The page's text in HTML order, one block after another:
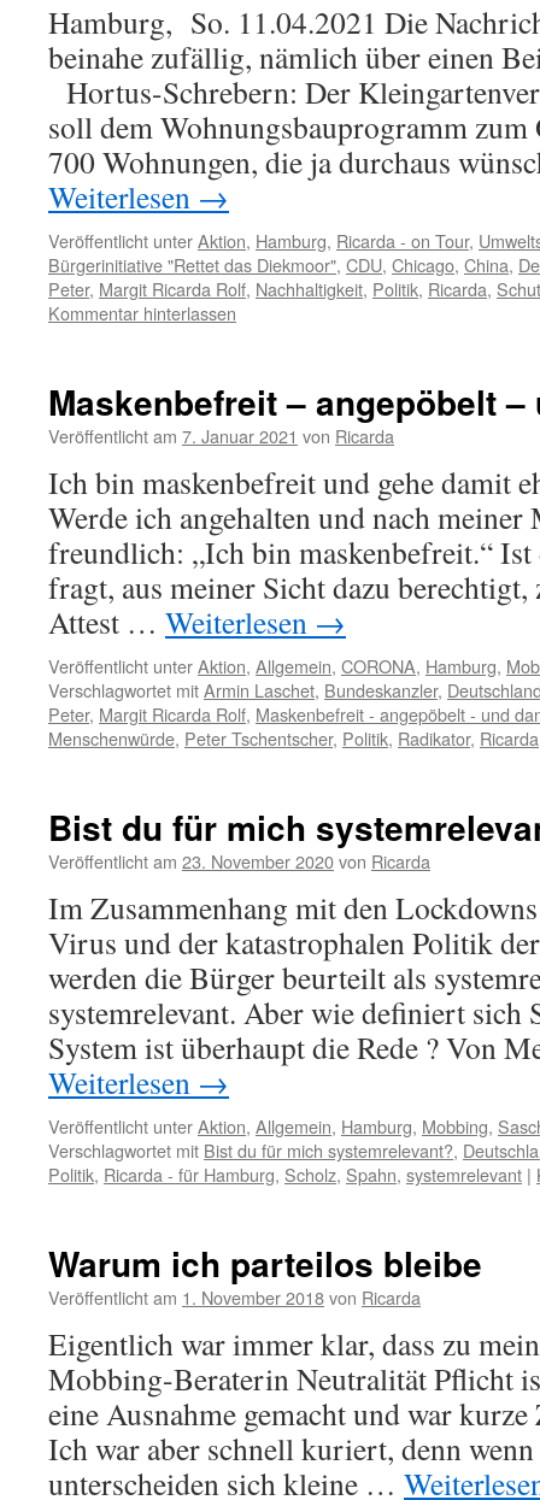
Hamburg, So. 11.04.2021 Die
beinahe zufällig, nämlich über
Hortus-Schrebern: Der
soll dem Wohnungsbauprogramm
700 Wohnungen, die ja durchaus
Weiterlesen →
Veröffentlicht unterAktion, Hamburg, Ricarda - on Tour,
Bürgerinitiative "Rettet das Diekmoor", CDU, Chicago, China,
Peter, Margit Ricarda Rolf, Nachhaltigkeit, Politik, Ricarda,
Kommentar hinterlassen
Maskenbefreit – angepöbelt –
Veröffentlicht am 7. Januar 2021 von Ricarda
Ich bin maskenbefreit und gehe damit
Werde ich angehalten und nach meiner
freundlich: „Ich bin maskenbefreit.“ Ist
fragt, aus meiner Sicht dazu berechtigt,
Attest … Weiterlesen →
Veröffentlicht unterAktion, Allgemein, CORONA, Hamburg,
Verschlagwortet mitArmin Laschet, Bundeskanzler,
Peter, Margit Ricarda Rolf, Maskenbefreit - angepöbelt - und
Menschenwürde, Peter Tschentscher, Politik, Radikator, Ricarda
Bist du für mich
Veröffentlicht am 23. November 2020von Ricarda
Im Zusammenhang mit den
Virus und der katastrophalen Politik
werden die Bürger beurteilt als
systemrelevant. Aber wie definiert sich
System ist überhaupt die Rede ? Von
Weiterlesen →
Veröffentlicht unterAktion, Allgemein, Hamburg, Mobbing,
Verschlagwortet mit Bist du für mich systemrelevant?,
Politik, Ricarda - für Hamburg, Scholz, Spahn, systemrelevant |
Warum ich parteilos bleibe
Veröffentlicht am 1. November 2018von Ricarda
Eigentlich war immer klar, dass zu
Mobbing-Beraterin Neutralität Pflicht
eine Ausnahme gemacht und war
Ich war aber schnell kuriert, denn wenn
unterscheiden sich kleine …